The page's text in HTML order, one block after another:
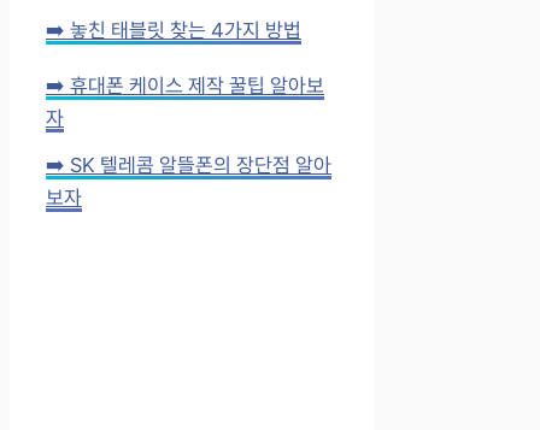
➡️ 놓친 태블릿 찾는 4가지 방법
➡️ 휴대폰 케이스 제작 꿀팁 알아보
자
➡️ SK 텔레콤 알뜰폰의 장단점 알아
보자